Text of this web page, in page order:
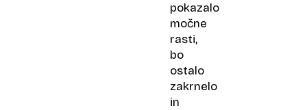
pokazalo
močne
rasti,
bo
ostalo
zakrnelo
in